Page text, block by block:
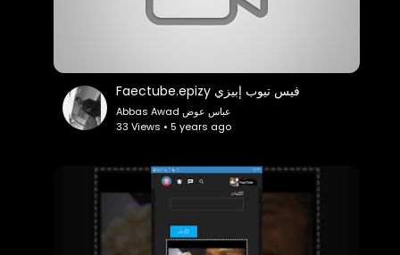
Faectube.epizy فيس تيوب إبيزي
Abbas Awad عباس عوض
33 Views • 5 years ago